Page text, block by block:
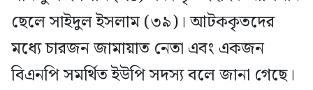
ছেলে সাইদুল ইসলাম (৩৯)। আটককৃতদের
মধ্যে চারজন জামায়াত নেতা এবং একজন
বিএনপি সমর্থিত ইউপি সদস্য বলে জানা গেছে।